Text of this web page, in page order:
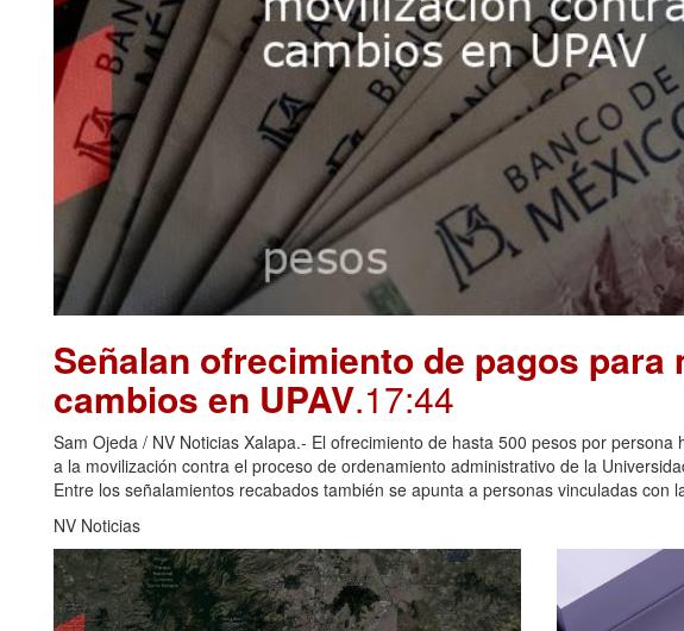
Señalan ofrecimiento de pagos
cambios en UPAV.17:44
Sam Ojeda / NV Noticias Xalapa.- El ofrecimiento de hasta 500 pesos por
a la movilización contra el proceso de ordenamiento administrativo de la
Entre los señalamientos recabados también se apunta a personas vinculadas con
NV Noticias